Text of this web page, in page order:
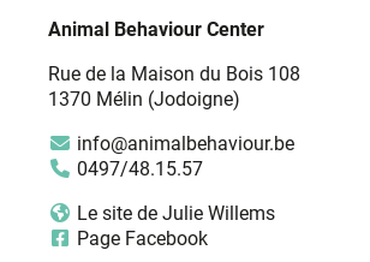
Animal Behaviour Center
Rue de la Maison du Bois 108
1370 Mélin (Jodoigne)
info@animalbehaviour.be
0497/48.15.57
Le site de Julie Willems
Page Facebook